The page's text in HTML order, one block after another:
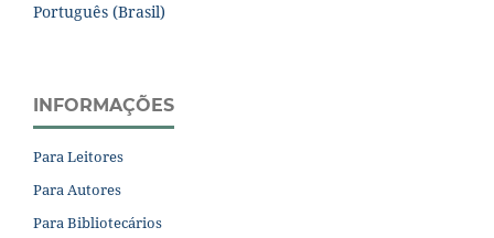
Português (Brasil)
INFORMAÇÕES
Para Leitores
Para Autores
Para Bibliotecários